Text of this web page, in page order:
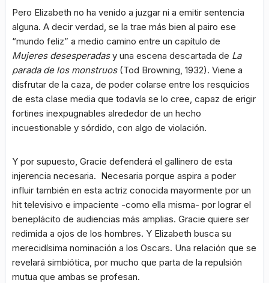
Pero Elizabeth no ha venido a juzgar ni a emitir sentencia
alguna. A decir verdad, se la trae más bien al pairo ese
“mundo feliz” a medio camino entre un capítulo de
Mujeres desesperadasy una escena descartada de La
parada de los monstruos (Tod Browning, 1932). Viene a
disfrutar de la caza, de poder colarse entre los resquicios
de esta clase media que todavía se lo cree, capaz de erigir
fortines inexpugnables alrededor de un hecho
incuestionable y sórdido, con algo de violación.
Y por supuesto, Gracie defenderá el gallinero de esta
injerencia necesaria. Necesaria porque aspira a poder
influir también en esta actriz conocida mayormente por un
hit televisivo e impaciente -como ella misma- por lograr el
beneplácito de audiencias más amplias. Gracie quiere ser
redimida a ojos de los hombres. Y Elizabeth busca su
merecidísima nominación a los Oscars. Una relación que se
revelará simbiótica, por mucho que parta de la repulsión
mutua que ambas se profesan.